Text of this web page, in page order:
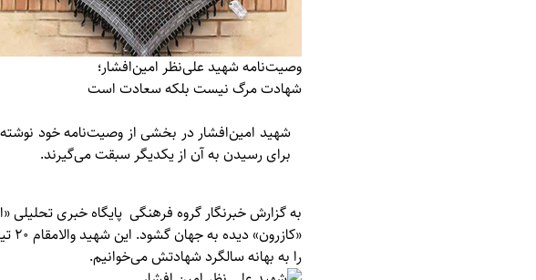
وصیت‌نامه شهید علی‌نظر امین‌افشار؛
شهادت مرگ نیست بلکه سعادت است
شهید امین‌افشار در بخشی از وصیت‌نامه خود
برای رسيدن به آن از يكديگر سبقت می‌گيرند.
به گزارش خبرنگار گروه فرهنگی پایگاه خبری تحلیلی «
را به بهانه سالگرد شهادتش می‌خوانیم.